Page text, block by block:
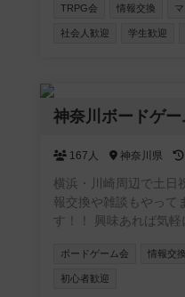
TRPG会 情報交換
社会人歓迎 学生歓迎
神奈川ボードゲー
167人 神奈川県
横浜・川崎周辺で土日
報交換や雑談もやって
す！！ 興味あれば気軽に登
https://line.me/ti/g2/
ボードゲーム会 情報交換
初心者歓迎